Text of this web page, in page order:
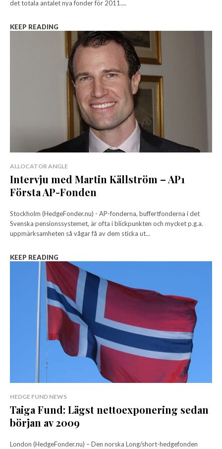
det totala antalet nya fonder för 2011....
KEEP READING
ALLOCATOR ANGLE
Intervju med Martin Källström – AP1
Första AP-Fonden
Stockholm (HedgeFonder.nu) - AP-fonderna, buffertfonderna i det
Svenska pensionssystemet, är ofta i blickpunkten och mycket p.g.a.
uppmärksamheten så vågar få av dem sticka ut...
KEEP READING
HEDGE FUND NEWS
Taiga Fund: Lägst nettoexponering sedan
början av 2009
London (HedgeFonder.nu) – Den norska Long/short-hedgefonden